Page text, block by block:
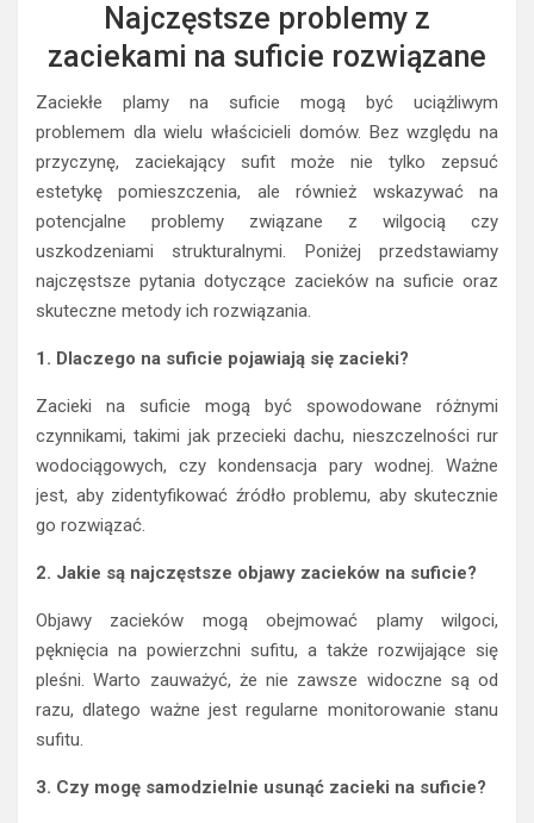
Najczęstsze problemy z
zaciekami na suficie rozwiązane
Zaciekłe plamy na suficie mogą być uciążliwym
problemem dla wielu właścicieli domów. Bez względu na
przyczynę, zaciekający sufit może nie tylko zepsuć
estetykę pomieszczenia, ale również wskazywać na
potencjalne problemy związane z wilgocią czy
uszkodzeniami strukturalnymi. Poniżej przedstawiamy
najczęstsze pytania dotyczące zacieków na suficie oraz
skuteczne metody ich rozwiązania.
1. Dlaczego na suficie pojawiają się zacieki?
Zacieki na suficie mogą być spowodowane różnymi
czynnikami, takimi jak przecieki dachu, nieszczelności rur
wodociągowych, czy kondensacja pary wodnej. Ważne
jest, aby zidentyfikować źródło problemu, aby skutecznie
go rozwiązać.
2. Jakie są najczęstsze objawy zacieków na suficie?
Objawy zacieków mogą obejmować plamy wilgoci,
pęknięcia na powierzchni sufitu, a także rozwijające się
pleśni. Warto zauważyć, że nie zawsze widoczne są od
razu, dlatego ważne jest regularne monitorowanie stanu
sufitu.
3. Czy mogę samodzielnie usunąć zacieki na suficie?